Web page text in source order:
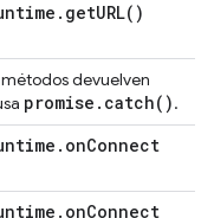
. getURL( )
devuelven
promise . catch( ).
. onConnect
. onConnect